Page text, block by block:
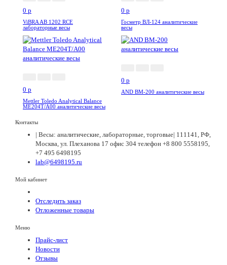
0 p
ViBRA AB 1202 RCE
лабораторные весы
0 p
Госметр ВЛ-124 аналитические
весы
0 p
Mettler Toledo Analytical Balance
ME204T/A00 аналитические весы
0 p
AND BM-200 аналитические весы
Контакты
| Весы: аналитические, лабораторные, торговые| 111141, РФ,
Москва, ул. Плеханова 17 офис 304 телефон +8 800 5558195,
+7 495 6498195
lab@6498195.ru
Мой кабинет
Отследить заказ
Отложенные товары
Меню
Прайс-лист
Новости
Отзывы